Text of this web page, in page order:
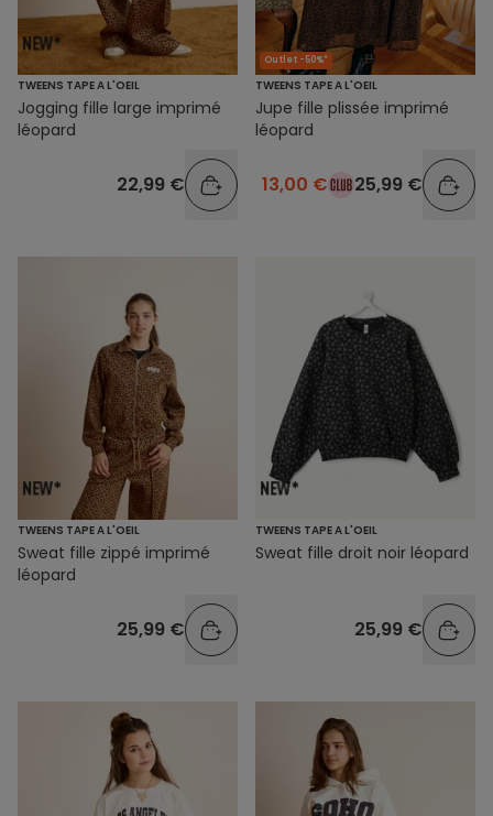
TWEENS TAPE A L'OEIL
Jogging fille large imprimé
léopard
22,99 €
Outlet -50%*
TWEENS TAPE A L'OEIL
Jupe fille plissée imprimé
léopard
13,00 € 25,99 €
TWEENS TAPE A L'OEIL
Sweat fille zippé imprimé
léopard
25,99 €
TWEENS TAPE A L'OEIL
Sweat fille droit noir léopard
25,99 €